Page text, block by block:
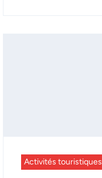
Activités touristiques